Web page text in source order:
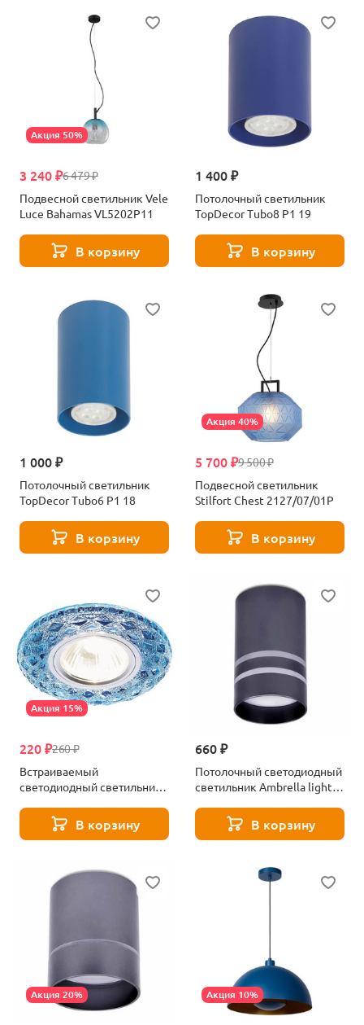
Акция 50%
6 479 ₽
3 240 ₽
Подвесной светильник Vele
Luce Bahamas VL5202P11
В корзину
1 400 ₽
Потолочный светильник
TopDecor Tubo8 P1 19
В корзину
1 000 ₽
Потолочный светильник
TopDecor Tubo6 P1 18
В корзину
Акция 40%
9 500 ₽
5 700 ₽
Подвесной светильник
Stilfort Chest 2127/07/01P
В корзину
Акция 15%
260 ₽
220 ₽
Встраиваемый
светодиодный светильник
В корзину
660 ₽
Потолочный светодиодный
светильник Ambrella light
В корзину
Акция 20% Акция 10%